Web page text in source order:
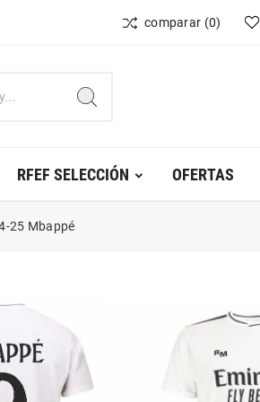
comparar (0)
RFEF SELECCIÓN OFERTAS
25 Mbappé